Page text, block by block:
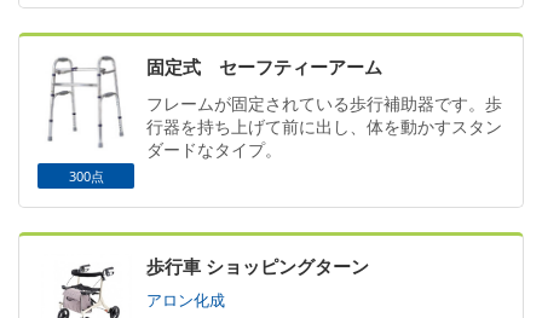
300点
固定式 セーフティーアーム
フレームが固定されている歩行補助器です。歩
行器を持ち上げて前に出し、体を動かすスタン
ダードなタイプ。
歩行車 ショッピングターン
アロン化成